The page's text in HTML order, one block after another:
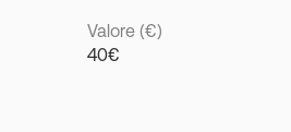
Valore (€)
40€